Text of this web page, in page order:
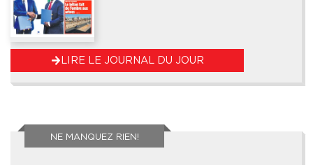
LIRE LE JOURNAL DU JOUR
NE MANQUEZ RIEN!